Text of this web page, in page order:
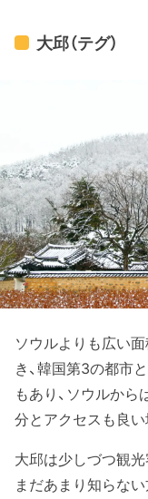
大邱（テグ）
ソウルよりも広い
き、韓国第3の都市
もあり、ソウルから
分とアクセスも良い
大邱は少しづつ観光
まだあまり知らな